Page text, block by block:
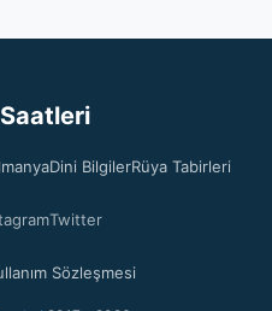
Dini BilgilerRüya Tabirleri
Twitter
Sözleşmesi